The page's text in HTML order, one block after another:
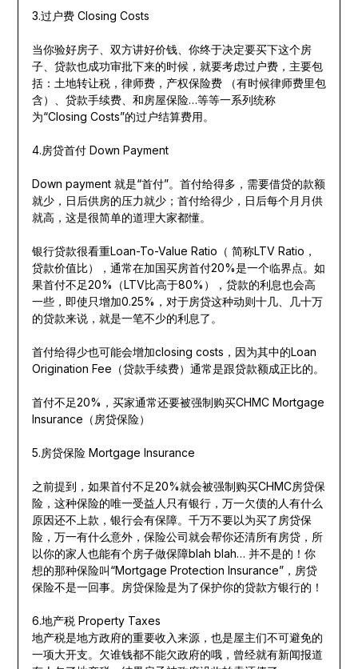
3.过户费 Closing Costs
当你验好房子、双方讲好价钱、你终于决定要买下这个房
子、贷款也成功审批下来的时候，就要考虑过户费，主要包
括：土地转让税，律师费，产权保险费 （有时候律师费里包
含）、贷款手续费、和房屋保险…等等一系列统称
为“Closing Costs”的过户结算费用。
4.房贷首付 Down Payment
Down payment 就是“首付”。首付给得多，需要借贷的款额
就少，日后供房的压力就少；首付给得少，日后每个月月供
就高，这是很简单的道理大家都懂。
银行贷款很看重Loan-To-Value Ratio（ 简称LTV Ratio，
贷款价值比），通常在加国买房首付20%是一个临界点。如
果首付不足20%（LTV比高于80%），贷款的利息也会高
一些，即使只增加0.25%，对于房贷这种动则十几、几十万
的贷款来说，就是一笔不少的利息了。
首付给得少也可能会增加closing costs，因为其中的Loan
Origination Fee（贷款手续费）通常是跟贷款额成正比的。
首付不足20%，买家通常还要被强制购买CHMC Mortgage
Insurance（房贷保险）
5.房贷保险 Mortgage Insurance
之前提到，如果首付不足20%就会被强制购买CHMC房贷保
险，这种保险的唯一受益人只有银行，万一欠债的人有什么
原因还不上款，银行会有保障。千万不要以为买了房贷保
险，万一有什么意外，保险公司就会帮你还清所有房贷，所
以你的家人也能有个房子做保障blah blah… 并不是的！你
想的那种保险叫“Mortgage Protection Insurance”，房贷
保险不是一回事。房贷保险是为了保护你的贷款方银行的！
6.地产税 Property Taxes
地产税是地方政府的重要收入来源，也是屋主们不可避免的
一项大开支。欠谁钱都不能欠政府的哦，曾经就有新闻报道